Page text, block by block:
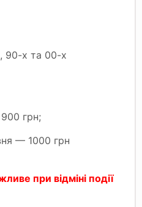
90-х та 00-х
грн;
— 1000 грн
при відміні події